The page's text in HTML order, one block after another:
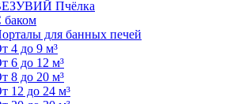
Пчёлка
баком
для банных печей
4 до 9 м³
6 до 12 м³
8 до 20 м³
12 до 24 м³